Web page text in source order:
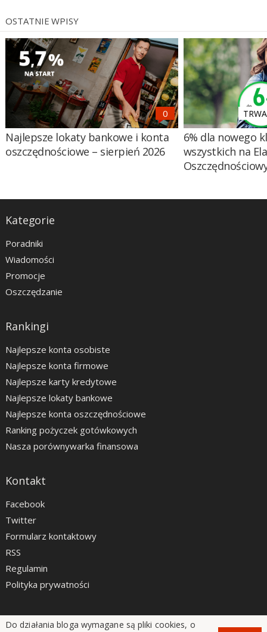
OSTATNIE WPISY
Najlepsze lokaty bankowe i konta
oszczędnościowe – sierpień 2026
6% dla nowego
wszystkich na
Kategorie
Poradniki
Wiadomości
Promocje
Oszczędzanie
Rankingi
Najlepsze konta osobiste
Najlepsze konta firmowe
Najlepsze karty kredytowe
Najlepsze lokaty bankowe
Najlepsze konta oszczędnościowe
Ranking pożyczek gotówkowych
Nasza porównywarka finansowa
Kontakt
Facebook
Twitter
Formularz kontaktowy
RSS
Regulamin
Polityka prywatności
LiveSmarter.pl © 2012 - 2026
Do działania bloga wymagane są pliki cookies, o